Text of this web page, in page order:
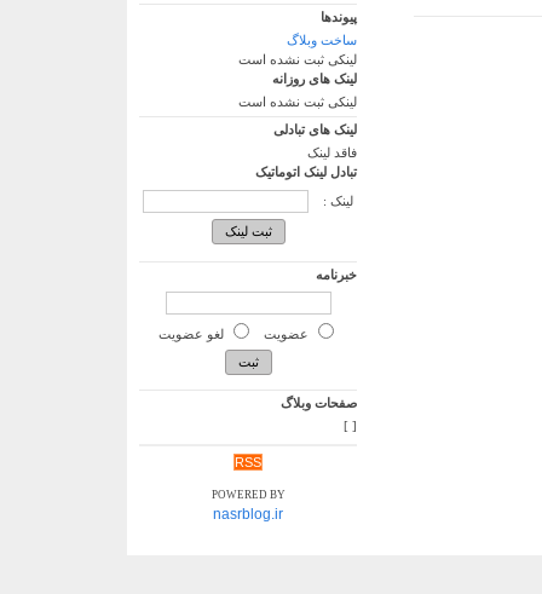
پیوندها
ساخت وبلاگ
لینکی ثبت نشده است
لینک های روزانه
لینکی ثبت نشده است
لینک های تبادلی
فاقد لینک
تبادل لینک اتوماتیک
لینک :
خبرنامه
عضویت لغو عضویت
صفحات وبلاگ
[
]
RSS
POWERED BY
nasrblog.ir